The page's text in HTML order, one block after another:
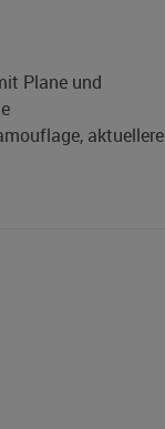
Plane und
aktuellere